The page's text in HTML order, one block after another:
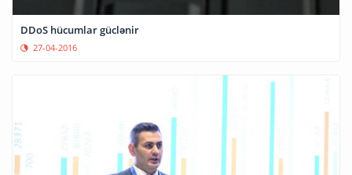
DDoS hücumlar güclənir
27-04-2016